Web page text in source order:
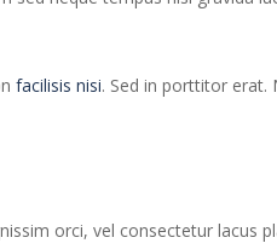
facilisis nisi. Sed in porttitor erat.
orci, vel consectetur lacus